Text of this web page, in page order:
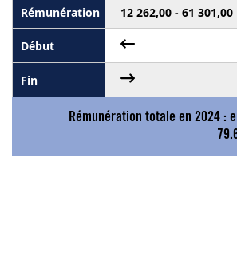
12 262,00 - 61 301,00
Rémunération totale en 2024 :